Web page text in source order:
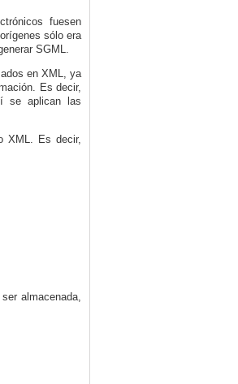
fuesen
sólo era
SGML.
en XML, ya
Es decir,
se aplican las
XML. Es decir,
almacenada,